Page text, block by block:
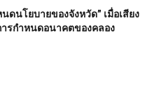
ดนโยบายของจังหวัด” เมื่อเสียง
รกำหนดอนาคตของคลอง